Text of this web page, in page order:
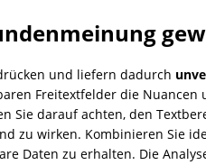
und liefern dadurch
Freitextfelder die
Sie darauf achten, den
zu wirken. Kombinieren Sie
Daten zu erhalten. Die